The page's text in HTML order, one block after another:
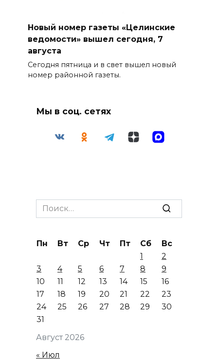
Новый номер газеты «Целинские
ведомости» вышел сегодня, 7
августа
Сегодня пятница и в свет вышел новый
номер районной газеты.
Мы в соц. сетях
Search
for:
Август 2026
Пн Вт Ср Чт Пт Сб
Вс
1
2
3
4 5 6 7 8
9
10
11 12 13 14 15
16
17
18 19 20 21 22
23
24
25 26 27 28 29
30
31
« Июл